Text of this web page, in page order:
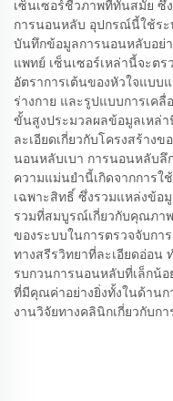
เซ็นเซอร์ชีวภาพที่ทันสมัย ซึ่
การนอนหลับ อุปกรณ์นี้ใช้ระ
บันทึกข้อมูลการนอนหลับอย่
แพทย์ เซ็นเซอร์เหล่านี้จะต
อัตราการเต้นของหัวใจแบ
ร่างกาย และรูปแบบการเค
ขั้นสูงประมวลผลข้อมูลเหล่า
ละเอียดเกี่ยวกับโครงสร้าง
นอนหลับเบา การนอนหลับลึ
ความแม่นยำนี้เกิดจากการใ
เฉพาะสิทธิ์ ซึ่งรวมแหล่งข้อ
รวมที่สมบูรณ์เกี่ยวกับคุณภา
ของระบบในการตรวจจับกา
ทางสรีรวิทยาที่ละเอียดอ่อน
รบกวนการนอนหลับที่เล็กน้
ที่มีคุณค่าอย่างยิ่งทั้งในด้าน
งานวิจัยทางคลินิกเกี่ยวกับก